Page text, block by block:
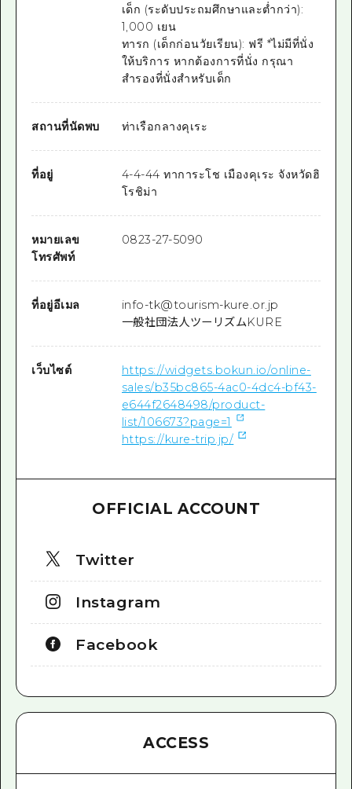
เด็ก (ระดับประถมศึกษาและต่ำกว่า):
1,000 เยน
ทารก (เด็กก่อนวัยเรียน): ฟรี *ไม่มีที่นั่ง
ให้บริการ หากต้องการที่นั่ง กรุณา
สำรองที่นั่งสำหรับเด็ก
สถานที่นัดพบ ท่าเรือกลางคุเระ
ที่อยู่
4-4-44 ทาการะโช เมืองคุเระ จังหวัดฮิ
โรชิม่า
หมายเลข
โทรศัพท์
0823-27-5090
ที่อยู่อีเมล
info-tk@tourism-kure.or.jp
一般社団法人ツーリズムKURE
เว็บไซต์
https://widgets.bokun.io/online-
sales/b35bc865-4ac0-4dc4-bf43-
e644f2648498/product-
list/106673?page=1
https://kure-trip.jp/
OFFICIAL ACCOUNT
Twitter
Instagram
Facebook
ACCESS